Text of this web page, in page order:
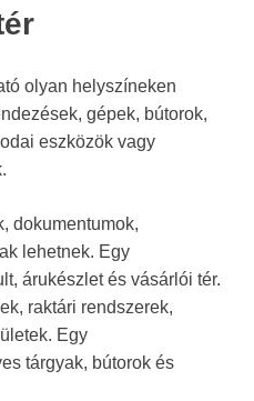
olyan helyszíneken
gépek, bútorok,
eszközök vagy
dokumentumok,
lehetnek. Egy
árukészlet és vásárlói tér.
raktári rendszerek,
Egy
tárgyak, bútorok és